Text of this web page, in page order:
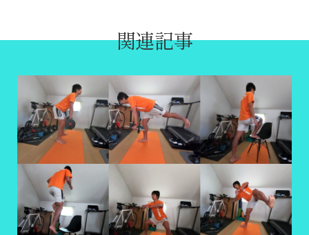
関連記事